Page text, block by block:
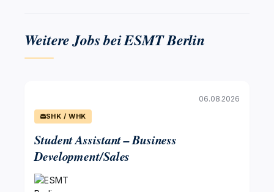
Weitere Jobs bei ESMT Berlin
06.08.2026
SHK / WHK
Student Assistant – Business
Development/Sales